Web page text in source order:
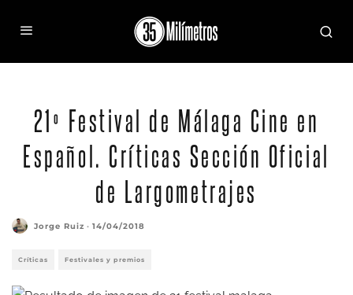
21º Festival de Málaga Cine en
Español. Críticas Sección Oficial
de Largometrajes
Jorge Ruiz · 14/04/2018
Críticas Festivales y premios